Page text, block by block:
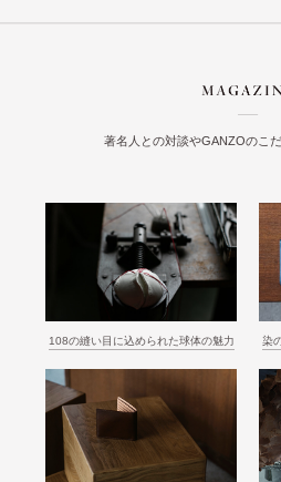
著名人との対談やGANZOのこ
108の縫い目に込められた球体の魅力 染